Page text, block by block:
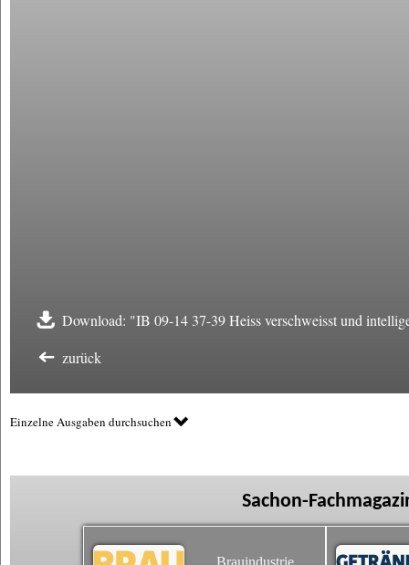
Download: "IB 09-14 37-39 Heiss verschweisst und
zurück
Einzelne Ausgaben durchsuchen
Sachon-
Brauindustrie